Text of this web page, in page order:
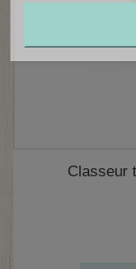
Classeur